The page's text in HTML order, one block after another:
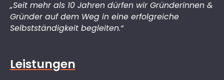
„Seit mehr als 10 Jahren dürfen wir Gründerinnen &
Gründer auf dem Weg in eine erfolgreiche
Selbstständigkeit begleiten.“
Leistungen